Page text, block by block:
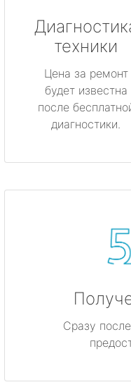
техники
Цена за ремонт
будет известна
после
диагностики.
Сразу